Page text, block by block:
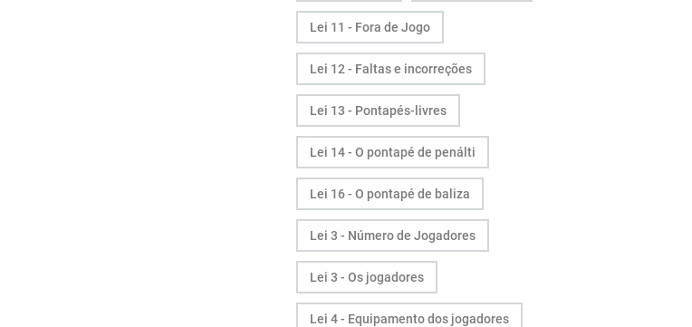
Lei 11 - Fora de Jogo
Lei 12 - Faltas e incorreções
Lei 13 - Pontapés-livres
Lei 14 - O pontapé de penálti
Lei 16 - O pontapé de baliza
Lei 3 - Número de Jogadores
Lei 3 - Os jogadores
Lei 4 - Equipamento dos jogadores